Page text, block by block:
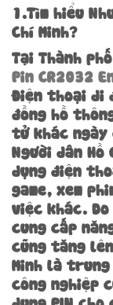
1.Tìm hiểu
Chí Minh?
Tại Thành
Pin CR2032
Điện thoại di
đồng hồ
tử khác ngày
Người dân
dụng điện
game, xem
việc khác.
cung cấp
cũng tăng
Minh là
công nghiệp